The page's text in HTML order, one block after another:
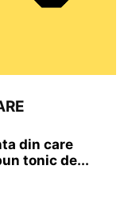
din care
tonic de...